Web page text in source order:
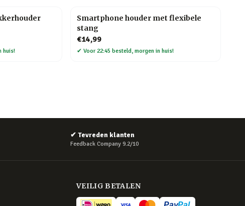
huis!
Smartphone houder met flexibele
stang
€14,99
✔ Voor 22:45 besteld, morgen in huis!
✔ Tevreden klanten
Feedback Company 9.2/10
VEILIG BETALEN